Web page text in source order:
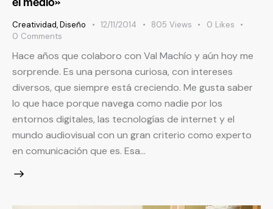
Creatividad,Diseño 12/11/2014 805 Views 0 Likes
0 Comments
Hace años que colaboro con Val Machío y aún hoy me
sorprende. Es una persona curiosa, con intereses
diversos, que siempre está creciendo. Me gusta saber
lo que hace porque navega como nadie por los
entornos digitales, las tecnologías de internet y el
mundo audiovisual con un gran criterio como experto
en comunicación que es. Esa…